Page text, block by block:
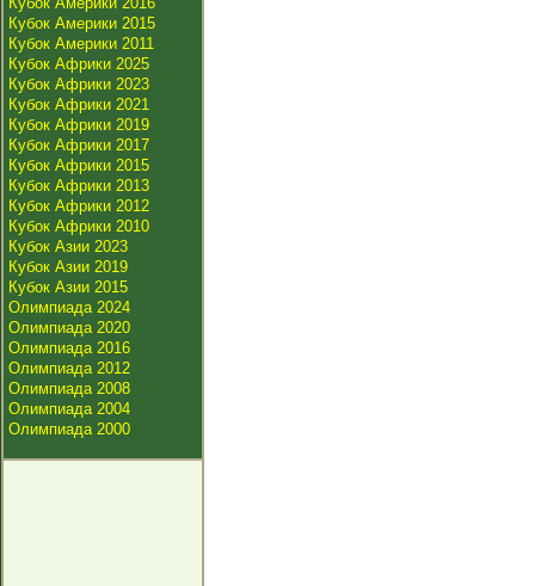
Кубок Америки 2015
Кубок Америки 2011
Кубок Африки 2025
Кубок Африки 2023
Кубок Африки 2021
Кубок Африки 2019
Кубок Африки 2017
Кубок Африки 2015
Кубок Африки 2013
Кубок Африки 2012
Кубок Африки 2010
Кубок Азии 2023
Кубок Азии 2019
Кубок Азии 2015
Олимпиада 2024
Олимпиада 2020
Олимпиада 2016
Олимпиада 2012
Олимпиада 2008
Олимпиада 2004
Олимпиада 2000